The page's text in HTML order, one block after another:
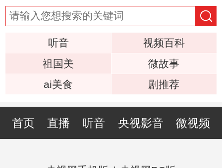
听音
视频百科
祖国美
微故事
ai美食
剧推荐
首页 直播 听音 央视影音 微视频